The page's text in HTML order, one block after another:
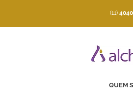
(11)
QUEM